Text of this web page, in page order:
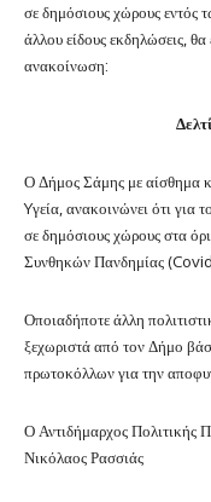
σε δημόσιους χώρους εντός
άλλου είδους εκδηλώσεις,
ανακοίνωση:
Ο Δήμος Σάμης με αίσθημα
Yγεία, ανακοινώνει ότι
σε δημόσιους χώρους στα
Συνθηκών Πανδημίας
Οποιαδήποτε άλλη
ξεχωριστά από τον Δήμο
πρωτοκόλλων για την
Ο Αντιδήμαρχος Πολιτικής
Νικόλαος Ρασσιάς